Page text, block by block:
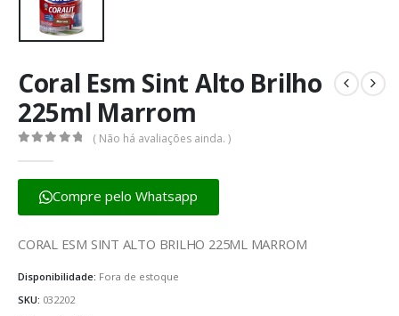
Coral Esm Sint Alto Brilho
225ml Marrom
( Não há avaliações ainda. )
Compre pelo Whatsapp
CORAL ESM SINT ALTO BRILHO 225ML MARROM
Disponibilidade: Fora de estoque
SKU: 032202